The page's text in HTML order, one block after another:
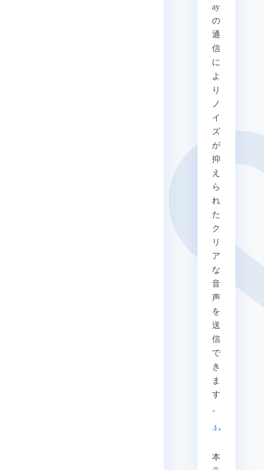
ay
の
通
信
に
よ
り
ノ
イ
ズ
が
抑
え
ら
れ
た
ク
リ
ア
な
音
声
を
送
信
で
き
ま
す
。
本